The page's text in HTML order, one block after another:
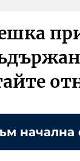
начална